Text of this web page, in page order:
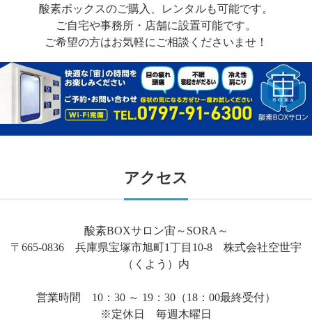
酸素ボックスのご購入、レンタルも可能です。
ご自宅や事務所・店舗に設置可能です。
ご希望の方はお気軽にご相談くださいませ！
アクセス
酸素BOXサロン宙～SORA～
〒665-0836 兵庫県宝塚市旭町1丁目10-8 株式会社空世宇
（くよう）内
営業時間 10：30 ～ 19：30（18：00最終受付）
※定休日 毎週木曜日